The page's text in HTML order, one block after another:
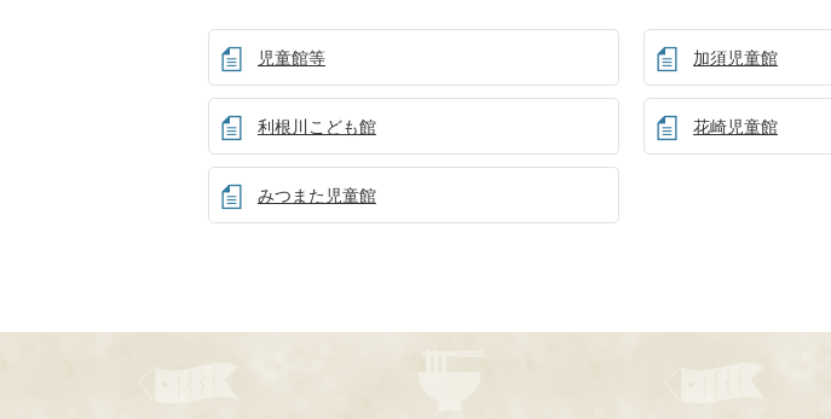
児童館等 加須児童館
利根川こども館 花崎児童館
みつまた児童館